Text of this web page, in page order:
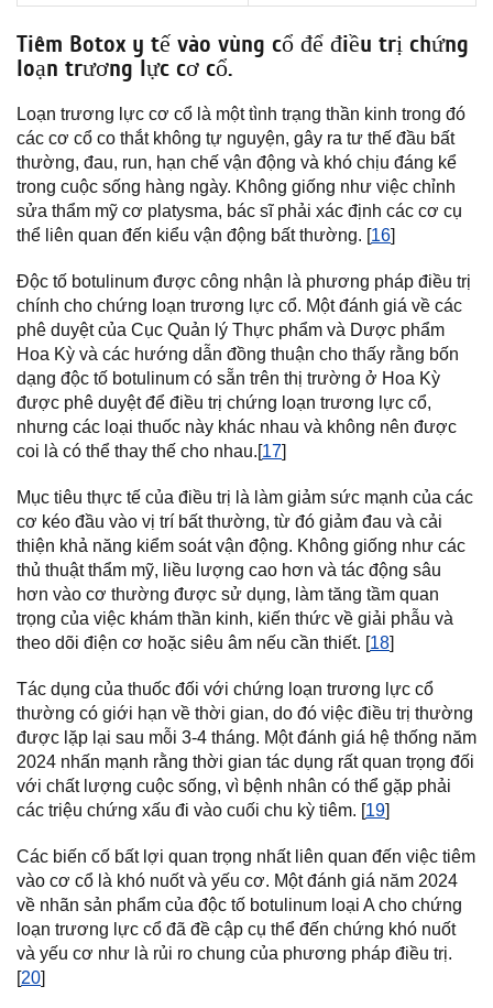
Tiêm Botox y tế vào vùng cổ để điều trị chứng
loạn trương lực cơ cổ.
Loạn trương lực cơ cổ là một tình trạng thần kinh trong đó
các cơ cổ co thắt không tự nguyện, gây ra tư thế đầu bất
thường, đau, run, hạn chế vận động và khó chịu đáng kể
trong cuộc sống hàng ngày. Không giống như việc chỉnh
sửa thẩm mỹ cơ platysma, bác sĩ phải xác định các cơ cụ
thể liên quan đến kiểu vận động bất thường. [16]
Độc tố botulinum được công nhận là phương pháp điều trị
chính cho chứng loạn trương lực cổ. Một đánh giá về các
phê duyệt của Cục Quản lý Thực phẩm và Dược phẩm
Hoa Kỳ và các hướng dẫn đồng thuận cho thấy rằng bốn
dạng độc tố botulinum có sẵn trên thị trường ở Hoa Kỳ
được phê duyệt để điều trị chứng loạn trương lực cổ,
nhưng các loại thuốc này khác nhau và không nên được
coi là có thể thay thế cho nhau.[17]
Mục tiêu thực tế của điều trị là làm giảm sức mạnh của các
cơ kéo đầu vào vị trí bất thường, từ đó giảm đau và cải
thiện khả năng kiểm soát vận động. Không giống như các
thủ thuật thẩm mỹ, liều lượng cao hơn và tác động sâu
hơn vào cơ thường được sử dụng, làm tăng tầm quan
trọng của việc khám thần kinh, kiến thức về giải phẫu và
theo dõi điện cơ hoặc siêu âm nếu cần thiết. [18]
Tác dụng của thuốc đối với chứng loạn trương lực cổ
thường có giới hạn về thời gian, do đó việc điều trị thường
được lặp lại sau mỗi 3-4 tháng. Một đánh giá hệ thống năm
2024 nhấn mạnh rằng thời gian tác dụng rất quan trọng đối
với chất lượng cuộc sống, vì bệnh nhân có thể gặp phải
các triệu chứng xấu đi vào cuối chu kỳ tiêm. [19]
Các biến cố bất lợi quan trọng nhất liên quan đến việc tiêm
vào cơ cổ là khó nuốt và yếu cơ. Một đánh giá năm 2024
về nhãn sản phẩm của độc tố botulinum loại A cho chứng
loạn trương lực cổ đã đề cập cụ thể đến chứng khó nuốt
và yếu cơ như là rủi ro chung của phương pháp điều trị.
[20]